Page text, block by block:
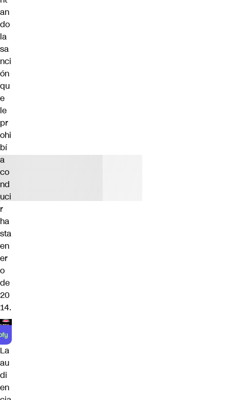
an
do
la
sa
nci
ón
qu
e
le
pr
ohi
bí
a
co
nd
uci
r
ha
sta
en
er
o
de
20
14.
La
au
di
en